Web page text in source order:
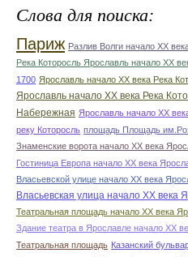
Слова для поиска:
Париж Разлив Волги начало ХХ
Река Которосль Ярославль начало ХХ
1700 Ярославль начало ХХ века Река
Ярославль начало ХХ века Река
Набережная Ярославль начало ХХ
реку Которосль площадь Площадь
Знаменские ворота начало ХХ века
Гостиница Европа начало ХХ века
Власьевской улице начало ХХ века
Власьевская улица начало ХХ века
Театральная площадь начало ХХ века
Здание театра в Ярославле начало ХХ
Театральная площадь Казанский